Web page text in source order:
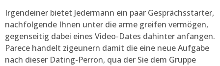
Irgendeiner bietet Jedermann ein paar Gesprächsstarter,
nachfolgende Ihnen unter die arme greifen vermögen,
gegenseitig dabei eines Video-Dates dahinter anfangen.
Parece handelt zigeunern damit die eine neue Aufgabe
nach dieser Dating-Perron, qua der Sie dem Gruppe